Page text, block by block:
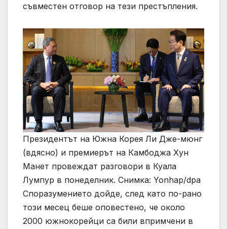
съвместен отговор на тези престъпления.
Президентът на Южна Корея Ли Дже-мюнг
(вдясно) и премиерът на Камбоджа Хун
Манет провеждат разговори в Куала
Лумпур в понеделник. Снимка: Yonhap/dpa
Споразумението дойде, след като по-рано
този месец беше оповестено, че около
2000 южнокорейци са били впримчени в